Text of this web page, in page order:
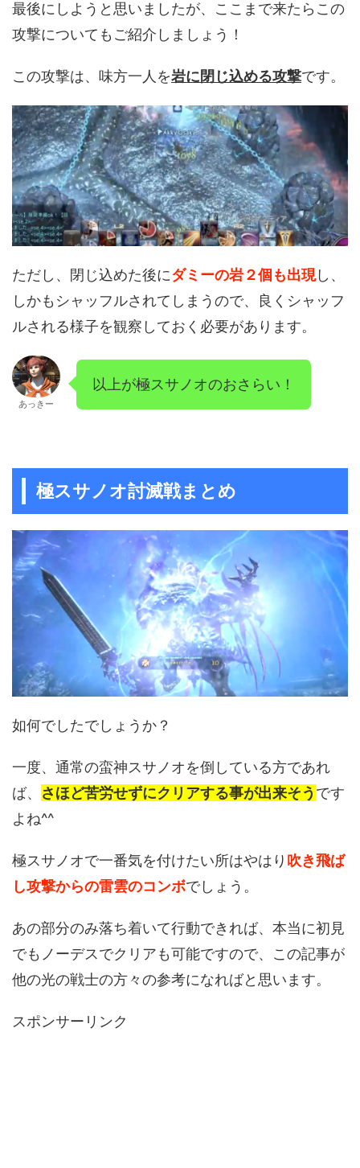
最後にしようと思いましたが、ここまで来たらこの
攻撃についてもご紹介しましょう！
この攻撃は、味方一人を岩に閉じ込める攻撃です。
ただし、閉じ込めた後にダミーの岩２個も出現し、
しかもシャッフルされてしまうので、良くシャッフ
ルされる様子を観察しておく必要があります。
あっきー
以上が極スサノオのおさらい！
極スサノオ討滅戦まとめ
如何でしたでしょうか？
一度、通常の蛮神スサノオを倒している方であれ
ば、 さほど苦労せずにクリアする事が出来そう です
よね^^
極スサノオで一番気を付けたい所はやはり 吹き飛ば
し攻撃からの雷雲のコンボでしょう。
あの部分のみ落ち着いて行動できれば、本当に初見
でもノーデスでクリアも可能ですので、この記事が
他の光の戦士の方々の参考になればと思います。
スポンサーリンク